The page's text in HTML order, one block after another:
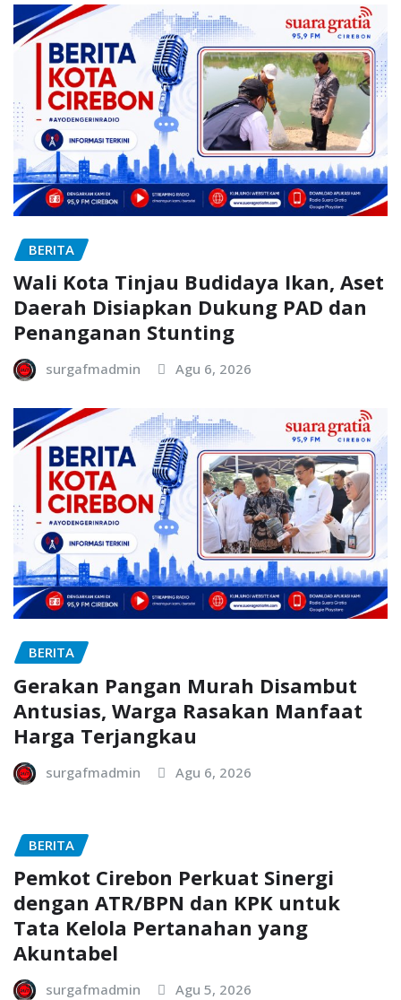
BERITA
Wali Kota Tinjau Budidaya Ikan, Aset
Daerah Disiapkan Dukung PAD dan
Penanganan Stunting
surgafmadmin Agu 6, 2026
BERITA
Gerakan Pangan Murah Disambut
Antusias, Warga Rasakan Manfaat
Harga Terjangkau
surgafmadmin Agu 6, 2026
BERITA
Pemkot Cirebon Perkuat Sinergi
dengan ATR/BPN dan KPK untuk
Tata Kelola Pertanahan yang
Akuntabel
surgafmadmin Agu 5, 2026